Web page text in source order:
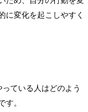
に変化を起こしやすく
ている人はどのよう
。